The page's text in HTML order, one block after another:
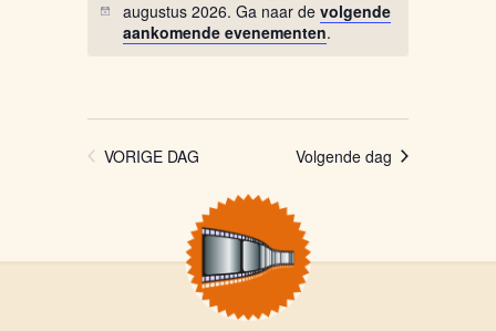
augustus 2026. Ga naar devolgende
aankomende evenementen.
VORIGE DAG Volgende dag